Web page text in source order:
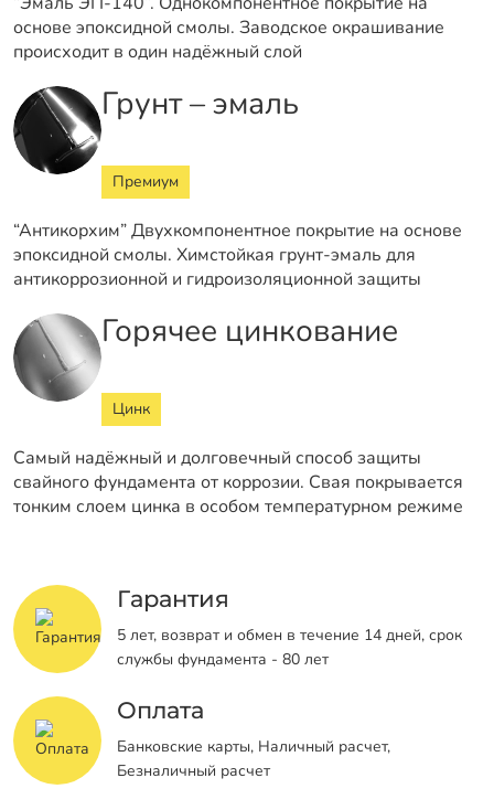
основе эпоксидной смолы. Заводское окрашивание
происходит в один надёжный слой
Грунт – эмаль
Премиум
“Антикорхим” Двухкомпонентное покрытие на основе
эпоксидной смолы. Химстойкая грунт-эмаль для
антикоррозионной и гидроизоляционной защиты
Горячее цинкование
Цинк
Самый надёжный и долговечный способ защиты
свайного фундамента от коррозии. Свая покрывается
тонким слоем цинка в особом температурном режиме
Гарантия
5 лет, возврат и обмен в течение 14 дней, срок
службы фундамента - 80 лет
Оплата
Банковские карты, Наличный расчет,
Безналичный расчет